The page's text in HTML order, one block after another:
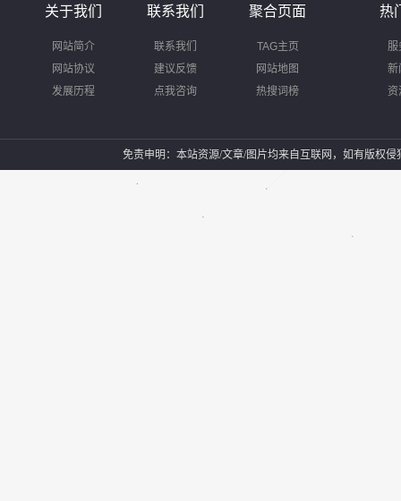
关于我们
网站简介
网站协议
发展历程
联系我们
联系我们
建议反馈
点我咨询
聚合页面
TAG主页
网站地图
热搜词榜
热
新
资
免责申明：本站资源/文章/图片均来自互联网，如有版权